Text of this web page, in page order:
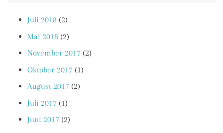
Juli 2018 (2)
Mai 2018 (2)
November 2017 (2)
Oktober 2017 (1)
August 2017 (2)
Juli 2017 (1)
Juni 2017 (2)